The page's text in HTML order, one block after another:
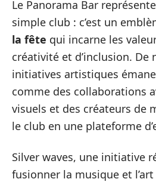
Le Panorama Bar
simple club : c’est un
la fête qui incarne les
créativité et d’inclusion. De
initiatives artistiques
comme des collaborations
visuels et des créateurs de
le club en une plateforme
Silver waves, une initiative
fusionner la musique et